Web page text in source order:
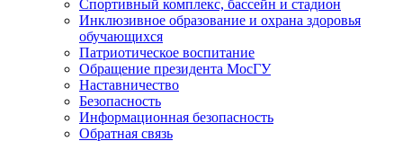
Спортивный комплекс, бассейн и стадион
Инклюзивное образование и охрана здоровья
обучающихся
Патриотическое воспитание
Обращение президента МосГУ
Наставничество
Безопасность
Информационная безопасность
Обратная связь